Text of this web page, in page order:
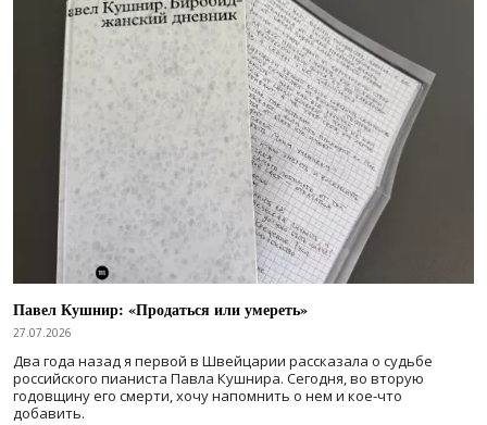
Павел Кушнир: «Продаться или умереть»
27.07.2026
Два года назад я первой в Швейцарии рассказала о судьбе
российского пианиста Павла Кушнира. Сегодня, во вторую
годовщину его смерти, хочу напомнить о нем и кое-что
добавить.